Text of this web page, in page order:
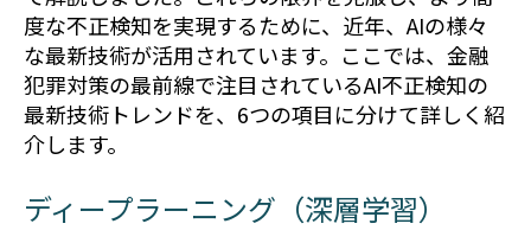
度な不正検知を実現するために、近年、AIの様々
な最新技術が活用されています。ここでは、金融
犯罪対策の最前線で注目されているAI不正検知の
最新技術トレンドを、6つの項目に分けて詳しく紹
介します。
ディープラーニング（深層学習）